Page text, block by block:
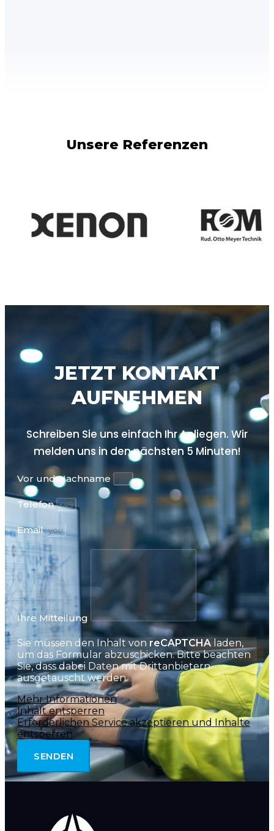
Unsere Referenzen
JETZT KONTAKT
AUFNEHMEN
Schreiben Sie uns einfach Ihr Anliegen. Wir
melden uns in den nächsten 5 Minuten!
Vor und Nachname
Telefon
Email
Ihre Mitteilung
Sie müssen den Inhalt von reCAPTCHA laden,
um das Formular abzuschicken. Bitte beachten
Sie, dass dabei Daten mit Drittanbietern
ausgetauscht werden.
Mehr Informationen
Inhalt entsperren
Erforderlichen Service akzeptieren und Inhalte
entsperren
SENDEN